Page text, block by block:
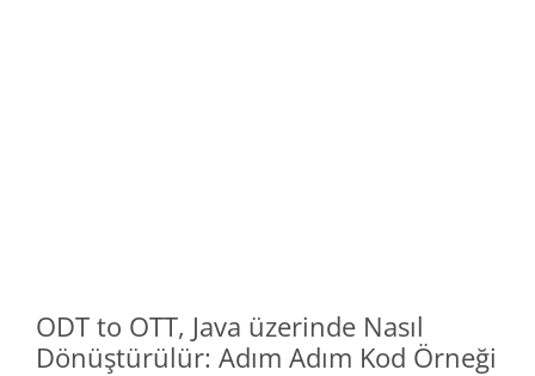
ODT to OTT, Java üzerinde Nasıl
Dönüştürülür: Adım Adım Kod Örneği